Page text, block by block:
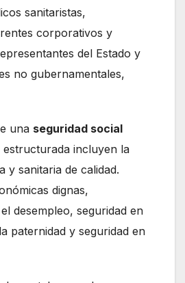
sanitaristas,
corporativos y
del Estado y
no gubernamentales,
una seguridad social
estructurada incluyen la
y sanitaria de calidad.
dignas,
desempleo, seguridad en
paternidad y seguridad en